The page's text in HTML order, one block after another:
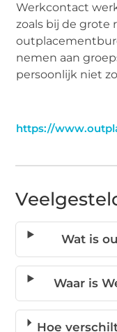
Werkcontact
zoals bij de grote
nemen aan
persoonlijk niet
https://
Wat is
Waar is
Hoe